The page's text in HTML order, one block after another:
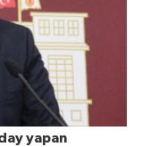
yapan